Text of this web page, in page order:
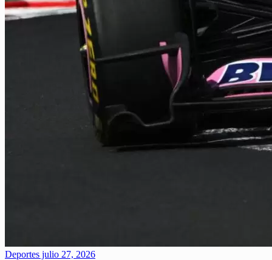
Deportes julio 27, 2026